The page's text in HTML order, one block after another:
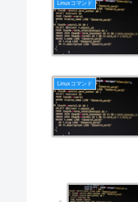
Linuxコマンド
Linuxコマンド